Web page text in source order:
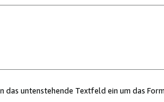
untenstehende Textfeld ein um das